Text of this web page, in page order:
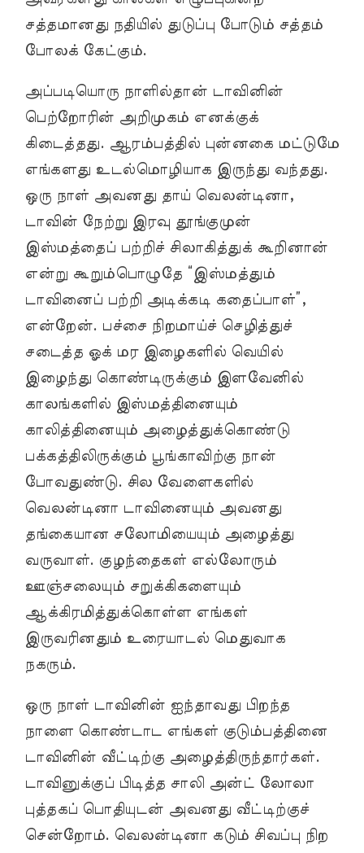
சத்தமானது நதியில் துடுப்பு போடும் சத்தம்
போலக் கேட்கும்.
அப்படியொரு நாளில்தான் டாவினின்
பெற்றோரின் அறிமுகம் எனக்குக்
கிடைத்தது. ஆரம்பத்தில் புன்னகை மட்டுமே
எங்களது உடல்மொழியாக இருந்து வந்தது.
ஒரு நாள் அவனது தாய் வெலன்டினா,
டாவின் நேற்று இரவு தூங்குமுன்
இஸ்மத்தைப் பற்றிச் சிலாகித்துக் கூறினான்
என்று கூறும்பொழுதே “இஸ்மத்தும்
டாவினைப் பற்றி அடிக்கடி கதைப்பாள்”,
என்றேன். பச்சை நிறமாய்ச் செழித்துச்
சடைத்த ஓக் மர இழைகளில் வெயில்
இழைந்து கொண்டிருக்கும் இளவேனில்
காலங்களில் இஸ்மத்தினையும்
காலித்தினையும் அழைத்துக்கொண்டு
பக்கத்திலிருக்கும் பூங்காவிற்கு நான்
போவதுண்டு. சில வேளைகளில்
வெலன்டினா டாவினையும் அவனது
தங்கையான சலோமியையும் அழைத்து
வருவாள். குழந்தைகள் எல்லோரும்
ஊஞ்சலையும் சறுக்கிகளையும்
ஆக்கிரமித்துக்கொள்ள எங்கள்
இருவரினதும் உரையாடல் மெதுவாக
நகரும்.
ஒரு நாள் டாவினின் ஐந்தாவது பிறந்த
நாளை கொண்டாட எங்கள் குடும்பத்தினை
டாவினின் வீட்டிற்கு அழைத்திருந்தார்கள்.
டாவினுக்குப் பிடித்த சாலி அன்ட் லோலா
புத்தகப் பொதியுடன் அவனது வீட்டிற்குச்
சென்றோம். வெலன்டினா கடும் சிவப்பு நிற